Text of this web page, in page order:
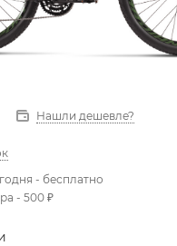
Нашли дешевле?
- бесплатно
- 500 ₽